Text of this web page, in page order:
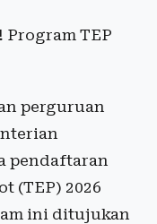
Program TEP
perguruan
pendaftaran
(TEP) 2026
ini ditujukan